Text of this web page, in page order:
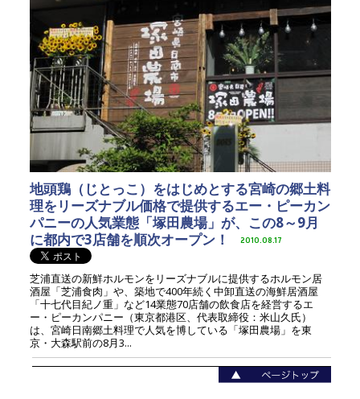
地頭鶏（じとっこ）をはじめとする宮崎の郷土料
理をリーズナブル価格で提供するエー・ピーカン
パニーの人気業態「塚田農場」が、この8～9月
に都内で3店舗を順次オープン！
2010.08.17
芝浦直送の新鮮ホルモンをリーズナブルに提供するホルモン居
酒屋「芝浦食肉」や、築地で400年続く中卸直送の海鮮居酒屋
「十七代目紀ノ重」など14業態70店舗の飲食店を経営するエ
ー・ピーカンパニー（東京都港区、代表取締役：米山久氏）
は、宮崎日南郷土料理で人気を博している「塚田農場」を東
京・大森駅前の8月3...